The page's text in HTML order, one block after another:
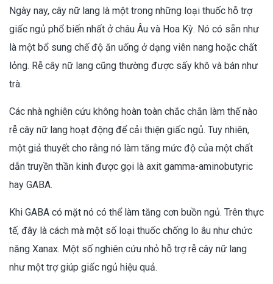
Ngày nay, cây nữ lang là một trong những loại thuốc hỗ trợ
giấc ngủ phổ biến nhất ở châu Âu và Hoa Kỳ. Nó có sẵn như
là một bổ sung chế độ ăn uống ở dạng viên nang hoặc chất
lỏng. Rễ cây nữ lang cũng thường được sấy khô và bán như
trà.
Các nhà nghiên cứu không hoàn toàn chắc chắn làm thế nào
rễ cây nữ lang hoạt động để cải thiện giấc ngủ. Tuy nhiên,
một giả thuyết cho rằng nó làm tăng mức độ của một chất
dẫn truyền thần kinh được gọi là axit gamma-aminobutyric
hay GABA.
Khi GABA có mặt nó có thể làm tăng cơn buồn ngủ. Trên thực
tế, đây là cách mà một số loại thuốc chống lo âu như chức
năng Xanax. Một số nghiên cứu nhỏ hỗ trợ rễ cây nữ lang
như một trợ giúp giấc ngủ hiệu quả.